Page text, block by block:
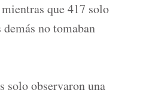
que 417 solo
no tomaban
solo observaron una